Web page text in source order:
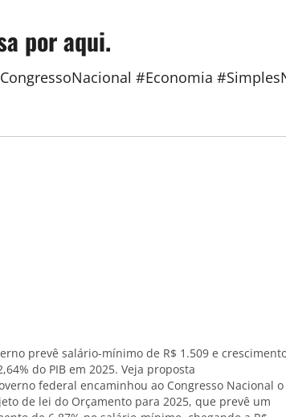
por aqui.
#Economia
prevê salário-mínimo de R$ 1.509 e
do PIB em 2025. Veja proposta
federal encaminhou ao Congresso Nacional o
de lei do Orçamento para 2025, que prevê um